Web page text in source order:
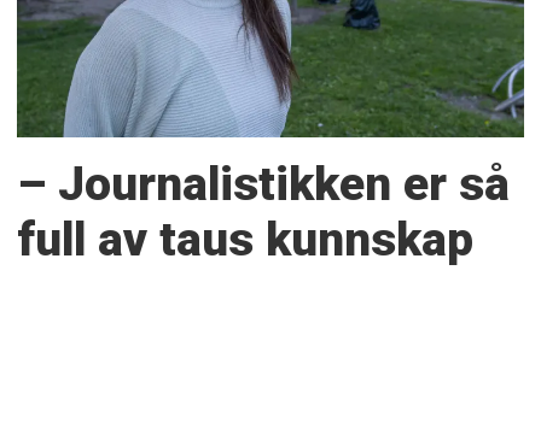
– Journalistikken er så
full av taus kunnskap